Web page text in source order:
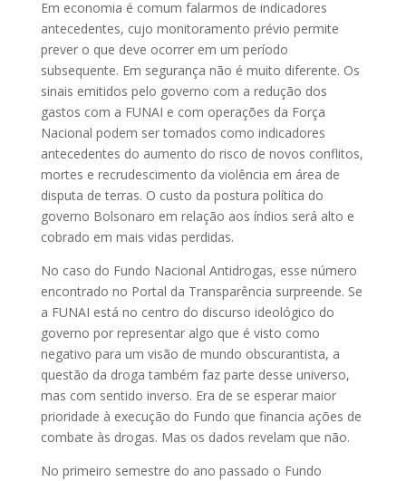
Em economia é comum falarmos de indicadores
antecedentes, cujo monitoramento prévio permite
prever o que deve ocorrer em um período
subsequente. Em segurança não é muito diferente. Os
sinais emitidos pelo governo com a redução dos
gastos com a FUNAI e com operações da Força
Nacional podem ser tomados como indicadores
antecedentes do aumento do risco de novos conflitos,
mortes e recrudescimento da violência em área de
disputa de terras. O custo da postura política do
governo Bolsonaro em relação aos índios será alto e
cobrado em mais vidas perdidas.
No caso do Fundo Nacional Antidrogas, esse número
encontrado no Portal da Transparência surpreende. Se
a FUNAI está no centro do discurso ideológico do
governo por representar algo que é visto como
negativo para um visão de mundo obscurantista, a
questão da droga também faz parte desse universo,
mas com sentido inverso. Era de se esperar maior
prioridade à execução do Fundo que financia ações de
combate às drogas. Mas os dados revelam que não.
No primeiro semestre do ano passado o Fundo